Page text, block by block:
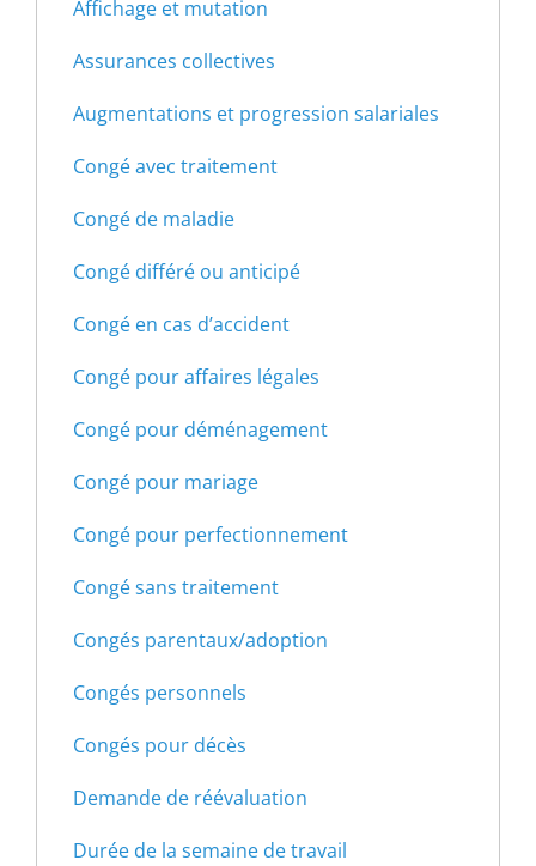
Affichage et mutation
Assurances collectives
Augmentations et progression salariales
Congé avec traitement
Congé de maladie
Congé différé ou anticipé
Congé en cas d’accident
Congé pour affaires légales
Congé pour déménagement
Congé pour mariage
Congé pour perfectionnement
Congé sans traitement
Congés parentaux/adoption
Congés personnels
Congés pour décès
Demande de réévaluation
Durée de la semaine de travail